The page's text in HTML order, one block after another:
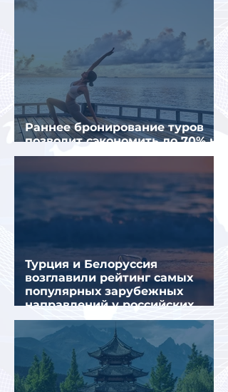
Раннее бронирование туров
позволит сэкономить до 70% на
летнем отдыхе — АТОР
Турция и Белоруссия
возглавили рейтинг самых
популярных зарубежных
направлений у российских
туристов летом